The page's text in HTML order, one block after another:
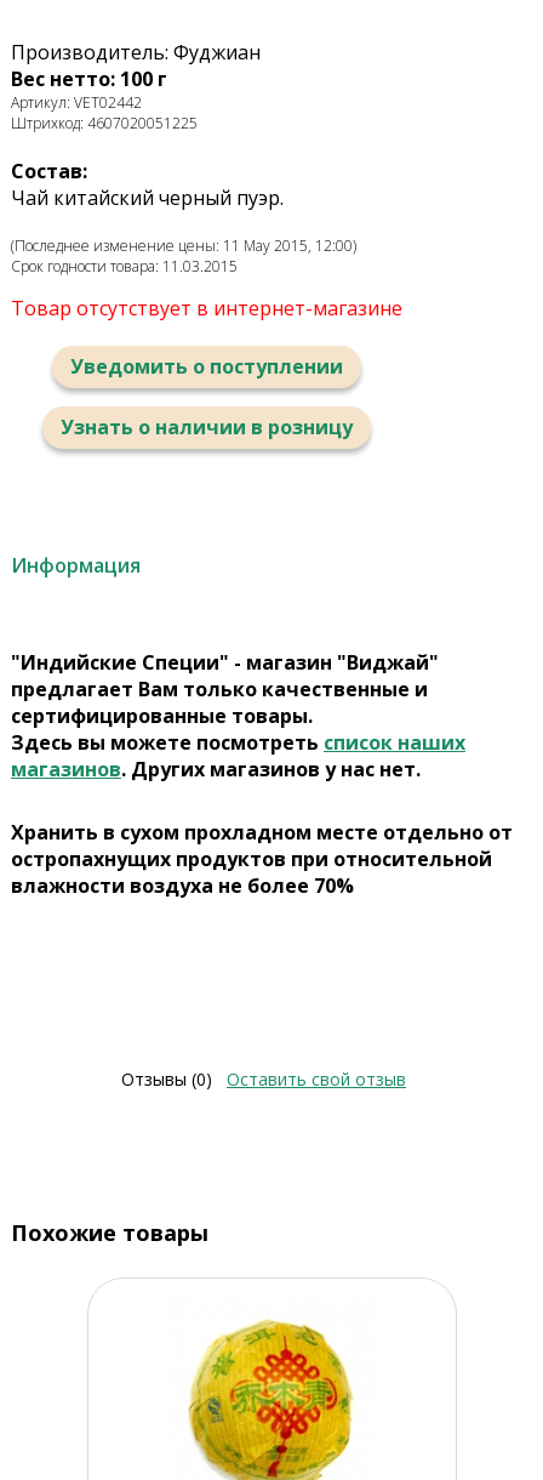
Производитель: Фуджиан
Вес нетто: 100 г
Артикул: VET02442
Штрихкод: 4607020051225
Состав:
Чай китайский черный пуэр.
(Последнее изменение цены: 11 May 2015, 12:00)
Срок годности товара: 11.03.2015
Товар отсутствует в интернет-магазине
Уведомить о поступлении
Узнать о наличии в розницу
Информация
"Индийские Специи" - магазин "Виджай"
предлагает Вам только качественные и
сертифицированные товары.
Здесь вы можете посмотреть список наших
магазинов. Других магазинов у нас нет.
Хранить в сухом прохладном месте отдельно от
остропахнущих продуктов при относительной
влажности воздуха не более 70%
Отзывы (0) Оставить свой отзыв
Похожие товары